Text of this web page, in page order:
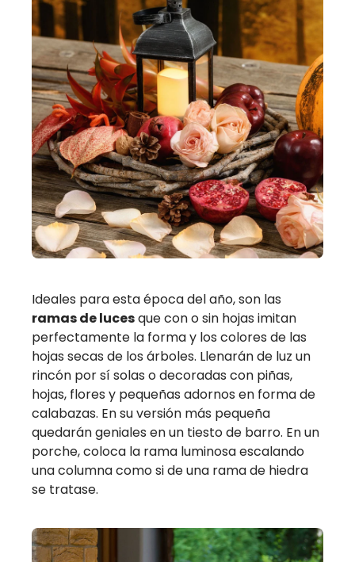
Ideales para esta época del año, son las
ramas de lucesque con o sin hojas imitan
perfectamente la forma y los colores de las
hojas secas de los árboles. Llenarán de luz un
rincón por sí solas o decoradas con piñas,
hojas, flores y pequeñas adornos en forma de
calabazas. En su versión más pequeña
quedarán geniales en un tiesto de barro. En un
porche, coloca la rama luminosa escalando
una columna como si de una rama de hiedra
se tratase.